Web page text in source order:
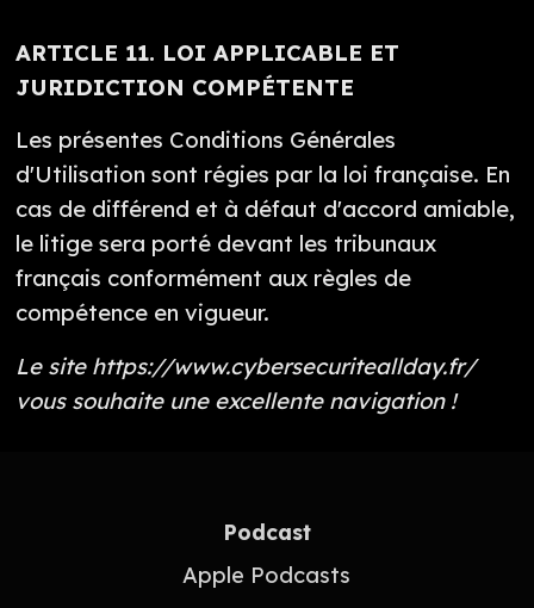
ARTICLE 11. LOI APPLICABLE ET
JURIDICTION COMPÉTENTE
Les présentes Conditions Générales
d'Utilisation sont régies par la loi française. En
cas de différend et à défaut d'accord amiable,
le litige sera porté devant les tribunaux
français conformément aux règles de
compétence en vigueur.
Le site https://www.cybersecuriteallday.fr/
vous souhaite une excellente navigation !
Podcast
Apple Podcasts